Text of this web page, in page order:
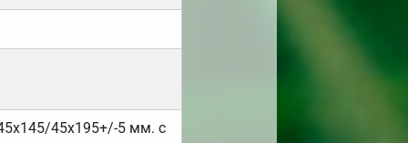
45х195+/-5 мм. с